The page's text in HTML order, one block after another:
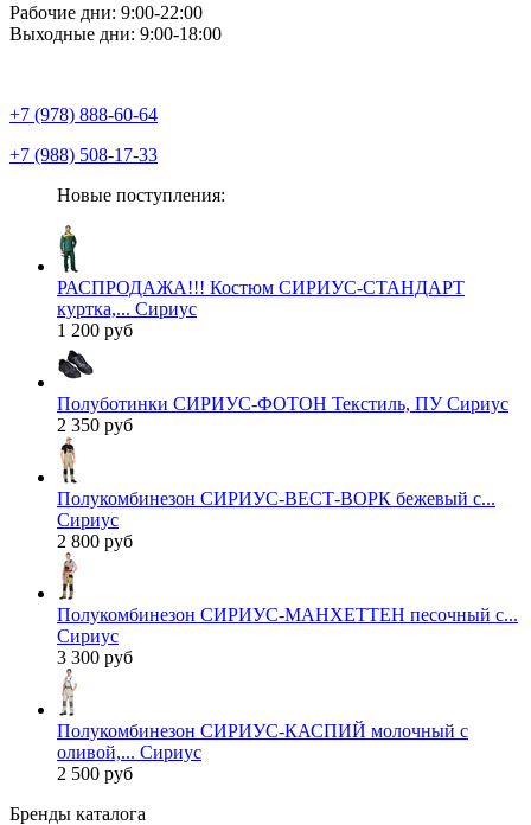
Рабочие дни: 9:00-22:00
Выходные дни: 9:00-18:00
+7 (978) 888-60-64
+7 (988) 508-17-33
Новые поступления:
РАСПРОДАЖА!!! Костюм СИРИУС-СТАНДАРТ
куртка,... Сириус
1 200 руб
Полуботинки СИРИУС-ФОТОН Текстиль, ПУ Сириус
2 350 руб
Полукомбинезон СИРИУС-ВЕСТ-ВОРК бежевый с...
Сириус
2 800 руб
Полукомбинезон СИРИУС-МАНХЕТТЕН песочный с...
Сириус
3 300 руб
Полукомбинезон СИРИУС-КАСПИЙ молочный с
оливой,... Сириус
2 500 руб
Бренды каталога